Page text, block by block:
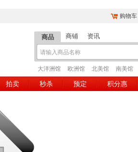
购物车
商品 商铺 资讯
大洋洲馆 欧洲馆 北美馆 南美馆
拍卖 秒杀 预定 积分惠